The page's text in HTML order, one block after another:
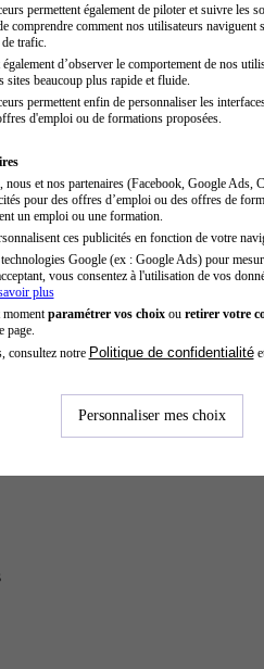
permettent également de piloter et suivre les
comprendre comment nos utilisateurs
trafic.
d’observer le comportement de nos
sites beaucoup plus rapide et fluide.
permettent enfin de personnaliser les
d'emploi ou de formations proposées.
, nous et nos partenaires (Facebook, Google
pour des offres d’emploi ou des offres de
un emploi ou une formation.
ces publicités en fonction de votre
Google (ex : Google Ads) pour
vous consentez à l'utilisation de vos
plus
moment paramétrer vos choixou retirer votre
page.
consultez notre Politique de confidentialité
Personnaliser mes choix